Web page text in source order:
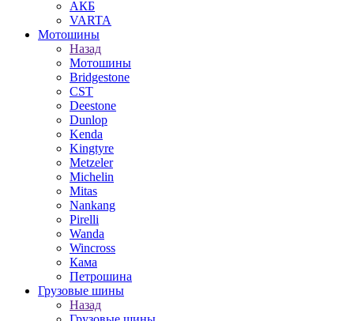
АКБ
VARTA
Мотошины
Назад
Мотошины
Bridgestone
CST
Deestone
Dunlop
Kenda
Kingtyre
Metzeler
Michelin
Mitas
Nankang
Pirelli
Wanda
Wincross
Кама
Петрошина
Грузовые шины
Назад